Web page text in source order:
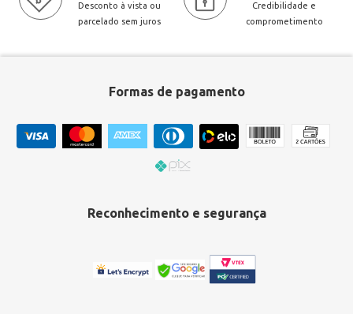
Desconto à vista ou
parcelado sem juros
Credibilidade e
comprometimento
Formas de pagamento
Reconhecimento e segurança